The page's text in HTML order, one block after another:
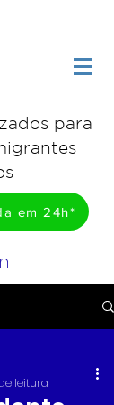
para
em 24h*
leitura